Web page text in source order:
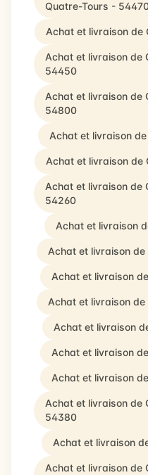
Quatre-Tours -
Achat et livraison de
Achat et livraison de
54450
Achat et livraison de
54800
Achat et livraison
Achat et livraison de
Achat et livraison de
54260
Achat et livraison
Achat et livraison
Achat et livraison
Achat et livraison de
Achat et livraison
Achat et livraison
Achat et livraison
Achat et livraison de
54380
Achat et livraison
Achat et livraison de